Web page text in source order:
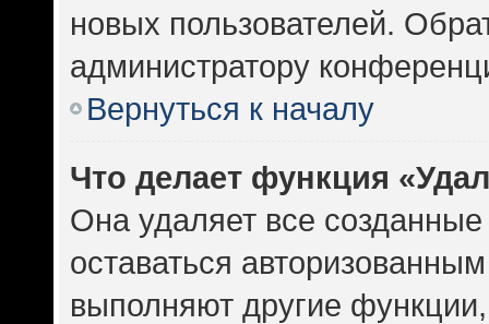
новых пользователей.
администратору
Вернуться к началу
Что делает функция
Она удаляет все
оставаться
выполняют другие